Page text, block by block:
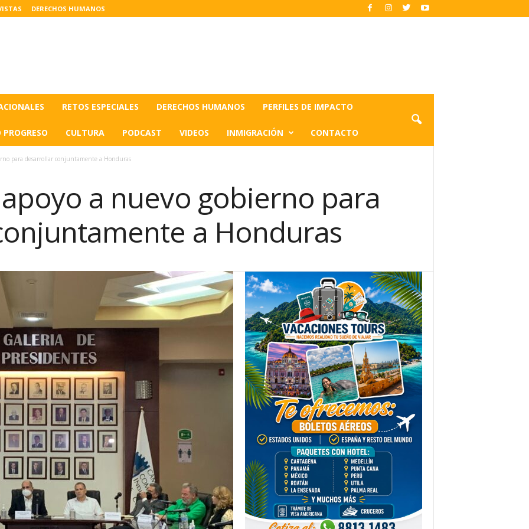
DERECHOS HUMANOS
RETOS ESPECIALES DERECHOS HUMANOS PERFILES DE IMPACTO
PROGRESO CULTURA PODCAST VIDEOS INMIGRACIÓN CONTACTO
para desarrollar conjuntamente a Honduras
a nuevo gobierno para
a Honduras